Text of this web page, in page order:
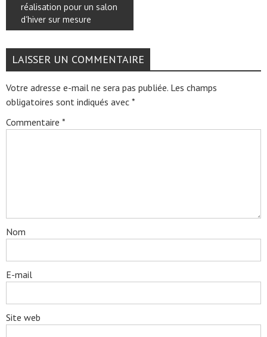
réalisation pour un salon
d’hiver sur mesure
LAISSER UN COMMENTAIRE
Votre adresse e-mail ne sera pas publiée. Les champs
obligatoires sont indiqués avec *
Commentaire *
Nom
E-mail
Site web